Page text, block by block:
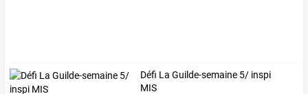
Défi La Guilde-semaine 5/ inspi
MIS